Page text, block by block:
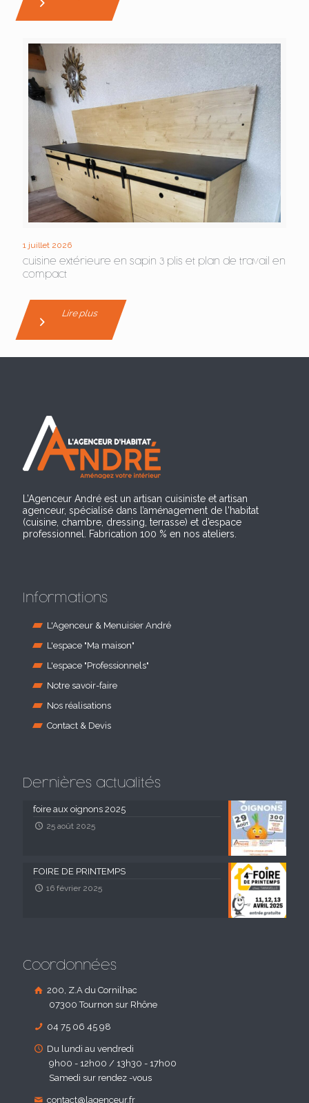
1 juillet 2026
cuisine extérieure en sapin 3 plis et plan de travail en
compact
Lire plus
L’Agenceur André est un artisan cuisiniste et artisan
agenceur, spécialisé dans l’aménagement de l'habitat
(cuisine, chambre, dressing, terrasse) et d’espace
professionnel. Fabrication 100 % en nos ateliers.
Informations
L'Agenceur & Menuisier André
L'espace "Ma maison"
L'espace "Professionnels"
Notre savoir-faire
Nos réalisations
Contact & Devis
Dernières actualités
foire aux oignons 2025
25 août 2025
FOIRE DE PRINTEMPS
16 février 2025
Coordonnées
200, Z.A du Cornilhac
07300 Tournon sur Rhône
04 75 06 45 98
Du lundi au vendredi
9h00 - 12h00 / 13h30 - 17h00
Samedi sur rendez -vous
contact@lagenceur.fr